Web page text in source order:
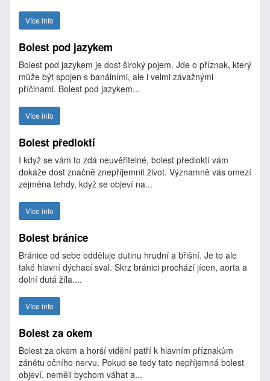
Více info
Bolest pod jazykem
Bolest pod jazykem je dost široký pojem. Jde o příznak, který
může být spojen s banálními, ale i velmi závažnými
příčinami. Bolest pod jazykem...
Více info
Bolest předloktí
I když se vám to zdá neuvěřitelné, bolest předloktí vám
dokáže dost značně znepříjemnit život. Významně vás omezí
zejména tehdy, když se objeví na...
Více info
Bolest bránice
Bránice od sebe odděluje dutinu hrudní a břišní. Je to ale
také hlavní dýchací sval. Skrz bránici prochází jícen, aorta a
dolní dutá žíla....
Více info
Bolest za okem
Bolest za okem a horší vidění patří k hlavním příznakům
zánětu očního nervu. Pokud se tedy tato nepříjemná bolest
objeví, neměli bychom váhat a...